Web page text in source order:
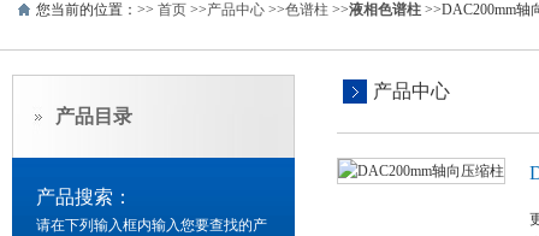
您当前的位置：>> 首页 >>产品中心 >>色谱柱 >>液相色谱柱 >>DAC200mm轴
产品目录
产品搜索：
请在下列输入框内输入您要查找的产
产品中心